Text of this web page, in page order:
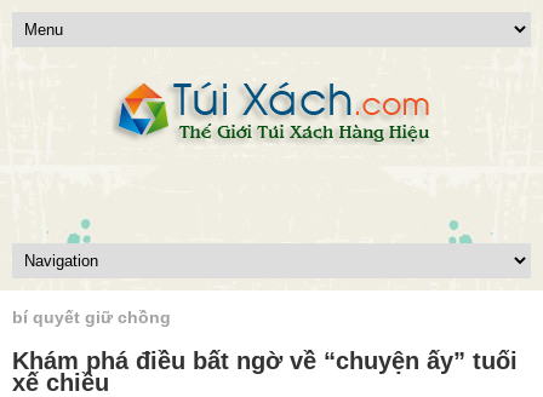
bí quyết giữ chồng
Khám phá điều bất ngờ về “chuyện ấy” tuổi
xế chiều